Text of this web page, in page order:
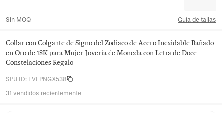
Sin MOQ Guía de tallas
Collar con Colgante de Signo del Zodiaco de Acero Inoxidable Bañado
en Oro de 18K para Mujer Joyería de Moneda con Letra de Doce
Constelaciones Regalo
SPU ID: EVFPNGX538
31 vendidos recientemente